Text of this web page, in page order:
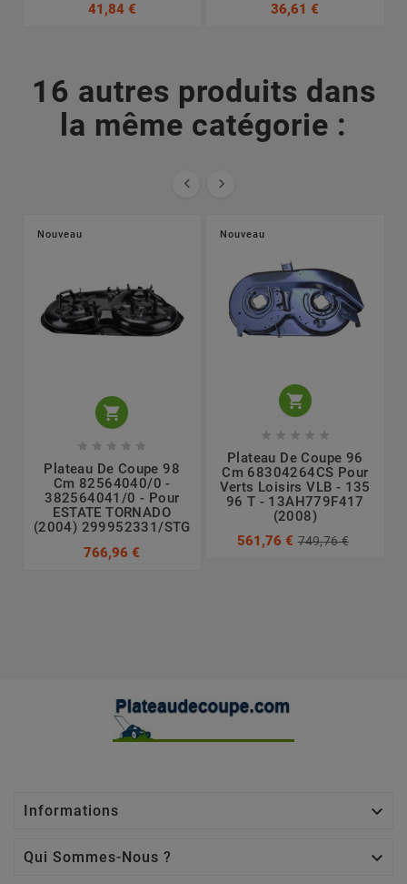
41,84 €
36,61 €
16 autres produits dans
la même catégorie :
 
Nouveau

    
Plateau De Coupe 98
Cm 82564040/0 -
382564041/0 - Pour
ESTATE TORNADO
(2004) 299952331/STG
766,96 €
Nouveau

    
Plateau De Coupe 96
Cm 68304264CS Pour
Verts Loisirs VLB - 135
96 T - 13AH779F417
(2008)
561,76 € 749,76 €
Informations 
Qui Sommes-Nous ? 